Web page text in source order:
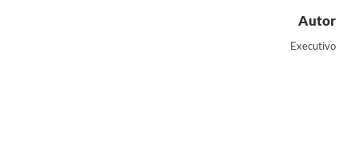
Autor
Executivo